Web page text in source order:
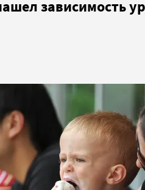
зависимость